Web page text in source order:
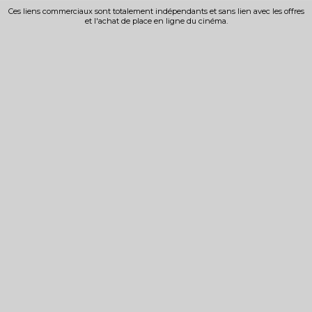
Ces liens commerciaux sont totalement indépendants et sans lien avec les offres
et l'achat de place en ligne du cinéma.